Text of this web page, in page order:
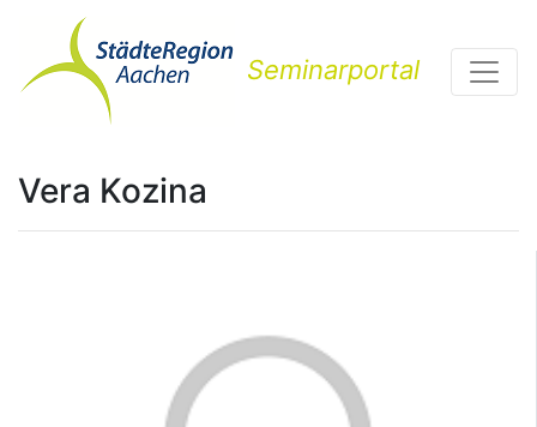
Seminarportal
Vera Kozina